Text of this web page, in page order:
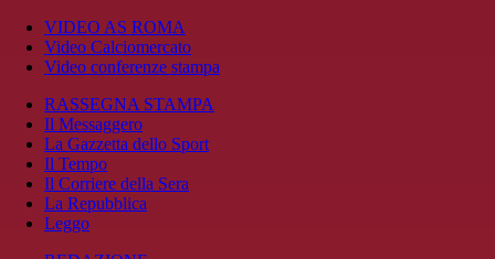
VIDEO AS ROMA
Video Calciomercato
Video conferenze stampa
RASSEGNA STAMPA
Il Messaggero
La Gazzetta dello Sport
Il Tempo
Il Corriere della Sera
La Repubblica
Leggo